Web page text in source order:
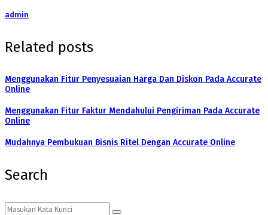
admin
Related posts
Menggunakan Fitur Penyesuaian Harga Dan Diskon Pada Accurate
Online
Menggunakan Fitur Faktur Mendahului Pengiriman Pada Accurate
Online
Mudahnya Pembukuan Bisnis Ritel Dengan Accurate Online
Search
Search